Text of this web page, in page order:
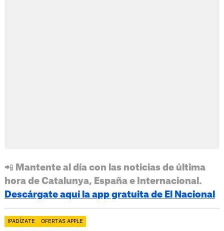
📲 Mantente al día con las noticias de última
hora de Catalunya, España e Internacional.
Descárgate aquí la app gratuita de El Nacional
IPADÍZATE OFERTAS APPLE